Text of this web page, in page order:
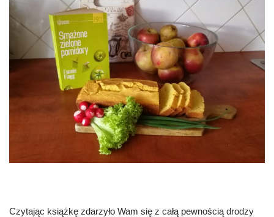
Czytając książkę zdarzyło Wam się z całą pewnością drodzy